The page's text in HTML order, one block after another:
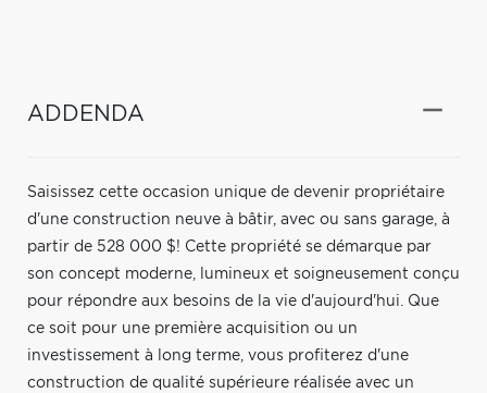
ADDENDA
Saisissez cette occasion unique de devenir propriétaire
d'une construction neuve à bâtir, avec ou sans garage, à
partir de 528 000 $! Cette propriété se démarque par
son concept moderne, lumineux et soigneusement conçu
pour répondre aux besoins de la vie d'aujourd'hui. Que
ce soit pour une première acquisition ou un
investissement à long terme, vous profiterez d'une
construction de qualité supérieure réalisée avec un